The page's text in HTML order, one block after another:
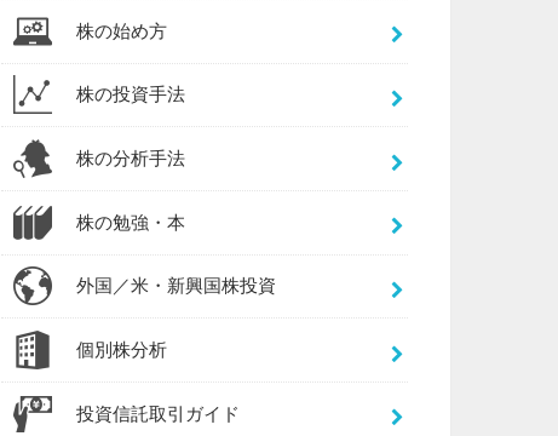
株の始め方
株の投資手法
株の分析手法
株の勉強・本
外国／米・新興国株投資
個別株分析
投資信託取引ガイド